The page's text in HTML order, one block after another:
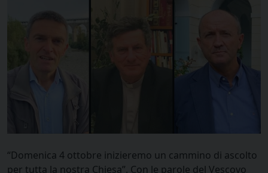
“Domenica 4 ottobre inizieremo un cammino di ascolto
per tutta la nostra Chiesa”. Con le parole del Vescovo